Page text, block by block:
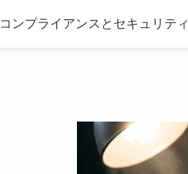
コンプライアンスとセキュリティ